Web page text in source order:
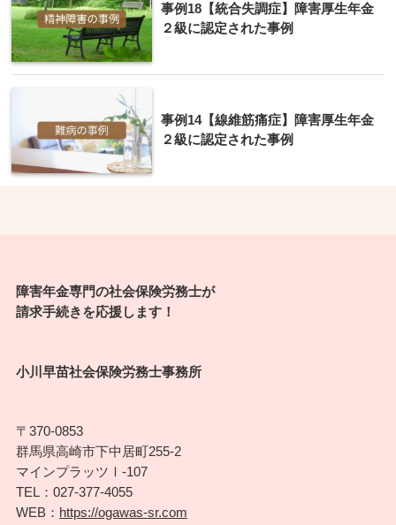
事例18【統合失調症】障害厚生年金
２級に認定された事例
事例14【線維筋痛症】障害厚生年金
２級に認定された事例
障害年金専門の社会保険労務士が
請求手続きを応援します！
小川早苗社会保険労務士事務所
〒370-0853
群馬県高崎市下中居町255-2
マインプラッツⅠ-107
TEL：027-377-4055
WEB： https://ogawas-sr.com